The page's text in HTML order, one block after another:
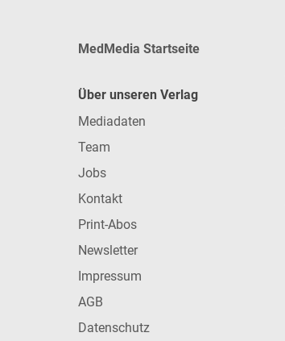
MedMedia Startseite
Über unseren Verlag
Mediadaten
Team
Jobs
Kontakt
Print-Abos
Newsletter
Impressum
AGB
Datenschutz